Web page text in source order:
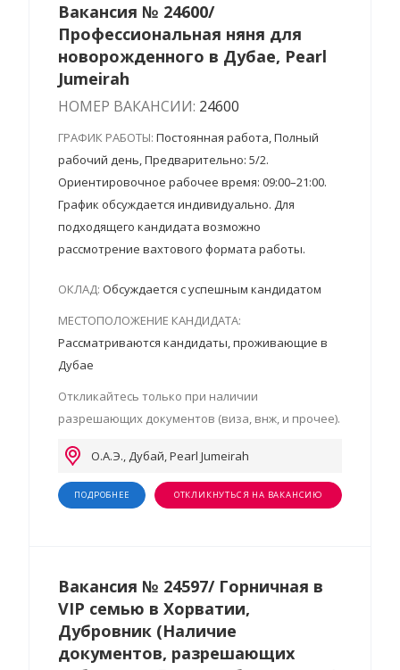
Вакансия № 24600/
Профессиональная няня для
новорожденного в Дубае, Pearl
Jumeirah
НОМЕР ВАКАНСИИ: 24600
ГРАФИК РАБОТЫ: Постоянная работа, Полный
рабочий день, Предварительно: 5/2.
Ориентировочное рабочее время: 09:00–21:00.
График обсуждается индивидуально. Для
подходящего кандидата возможно
рассмотрение вахтового формата работы.
ОКЛАД: Обсуждается с успешным кандидатом
МЕСТОПОЛОЖЕНИЕ КАНДИДАТА:
Рассматриваются кандидаты, проживающие в
Дубае
Откликайтесь только при наличии
разрешающих документов (виза, внж, и прочее).
О.А.Э., Дубай, Pearl Jumeirah
ПОДРОБНЕЕ ОТКЛИКНУТЬСЯ НА ВАКАНСИЮ
Вакансия № 24597/ Горничная в
VIP семью в Хорватии,
Дубровник (Наличие
документов, разрешающих